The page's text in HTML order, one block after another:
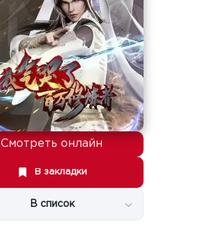
Смотреть онлайн
В закладки
В список